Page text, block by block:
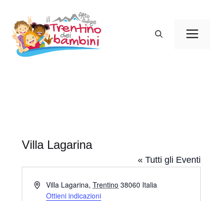
contenuto
Villa Lagarina
« Tutti gli Eventi
I
Villa Lagarina, Trentino 38060 Italia
Ottieni indicazioni